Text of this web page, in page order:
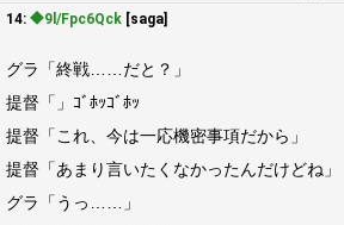
14: ◆9l/Fpc6Qck [saga]
グラ「終戦……だと？」
提督「」ｺﾞﾎｯｺﾞﾎｯ
提督「これ、今は一応機密事項だから」
提督「あまり言いたくなかったんだけどね」
グラ「うっ……」